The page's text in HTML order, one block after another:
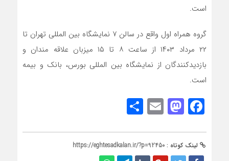
است.
گروه همراه اول واقع در سالن ۷ نمایشگاه بین المللی تهران تا
۲۲ مرداد ۱۴۰۳ از ساعت ۸ تا ۱۵ میزبان علاقه مندان و
بازدیدکنندگان از نمایشگاه بین المللی بورس، بانک و بیمه
است.
Facebook
Mastodon
Email
لینک کوتاه : https://eghtesadkalan.ir/?p=92450